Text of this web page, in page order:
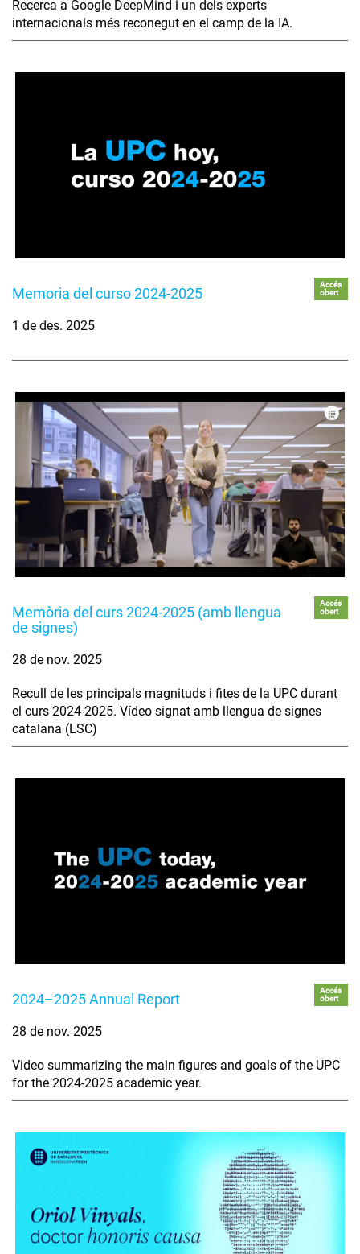
Recerca a Google DeepMind i un dels experts
internacionals més reconegut en el camp de la IA.
Memoria del curso 2024-2025
Accés
obert
1 de des. 2025
Memòria del curs 2024-2025 (amb llengua
de signes)
Accés
obert
28 de nov. 2025
Recull de les principals magnituds i fites de la UPC durant
el curs 2024-2025. Vídeo signat amb llengua de signes
catalana (LSC)
2024–2025 Annual Report
Accés
obert
28 de nov. 2025
Video summarizing the main figures and goals of the UPC
for the 2024-2025 academic year.